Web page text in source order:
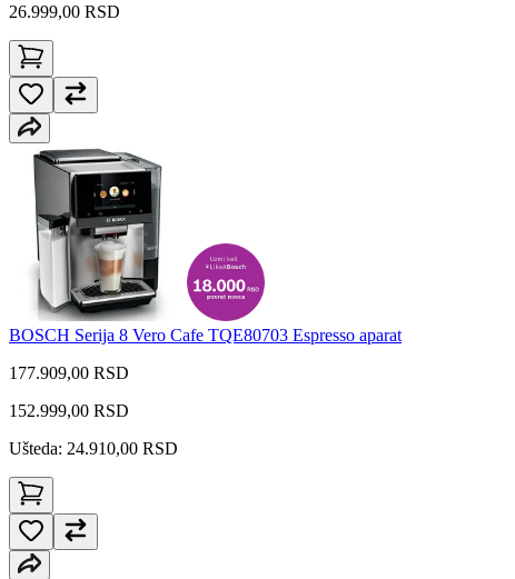
26.999,00 RSD
BOSCH Serija 8 Vero Cafe TQE80703 Espresso aparat
177.909,00 RSD
152.999,00 RSD
Ušteda: 24.910,00 RSD